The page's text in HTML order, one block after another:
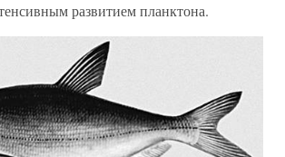
развитием планктона.